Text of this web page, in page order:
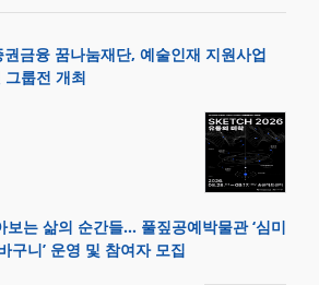
금융 꿈나눔재단, 예술인재 지원사업
그룹전 개최
보는 삶의 순간들… 풀짚공예박물관 ‘심미
구니’ 운영 및 참여자 모집